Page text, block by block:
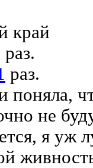
край
раз.
раз.
поняла,
не
я уж